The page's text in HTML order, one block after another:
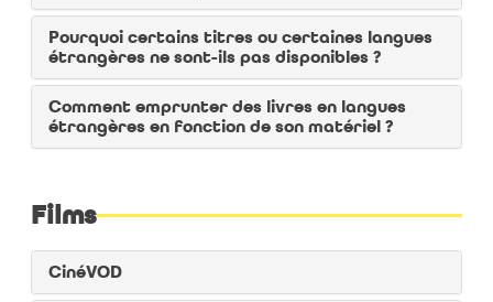
Au centre de la page, accédez à l'ensemble de
vos favoris
Pourquoi certains titres ou certaines langues
étrangères ne sont-ils pas disponibles ?
Comment emprunter des livres en langues
étrangères en fonction de son matériel ?
Films
CinéVOD